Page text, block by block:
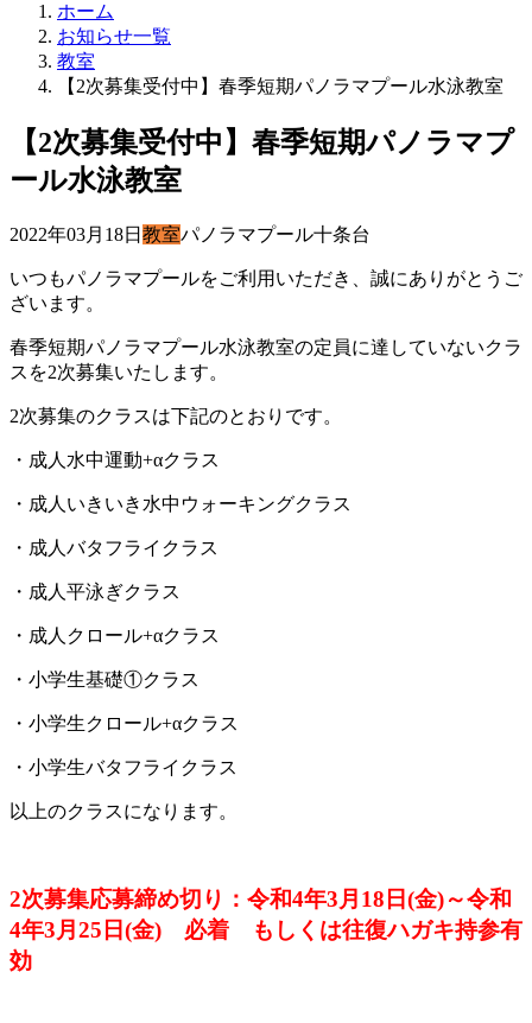
ホーム
お知らせ一覧
教室
【2次募集受付中】春季短期パノラマプール水泳教室
【2次募集受付中】春季短期パノラマプ
ール水泳教室
2022年03月18日 教室パノラマプール十条台
いつもパノラマプールをご利用いただき、誠にありがとうご
ざいます。
春季短期パノラマプール水泳教室の定員に達していないクラ
スを2次募集いたします。
2次募集のクラスは下記のとおりです。
・成人水中運動+αクラス
・成人いきいき水中ウォーキングクラス
・成人バタフライクラス
・成人平泳ぎクラス
・成人クロール+αクラス
・小学生基礎①クラス
・小学生クロール+αクラス
・小学生バタフライクラス
以上のクラスになります。
2次募集応募締め切り：令和4年3月18日(金)～令和
4年3月25日(金) 必着 もしくは往復ハガキ持参有
効